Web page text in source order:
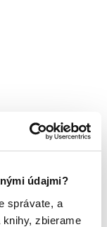
údajmi?
správate, a
zbierame
sklade
dostupná (bez